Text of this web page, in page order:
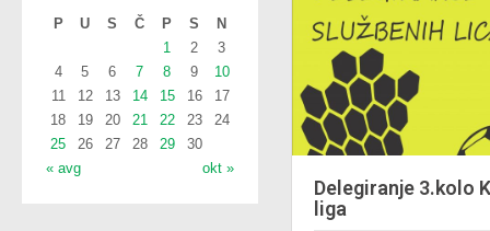
P U S Č P S N
« avg okt »
1 2
3
4
5 6 7 8 9
10
11
12 13 14 15 16
17
18
19 20 21 22 23
24
25
26 27 28 29 30
Delegiranje 3.kolo
liga